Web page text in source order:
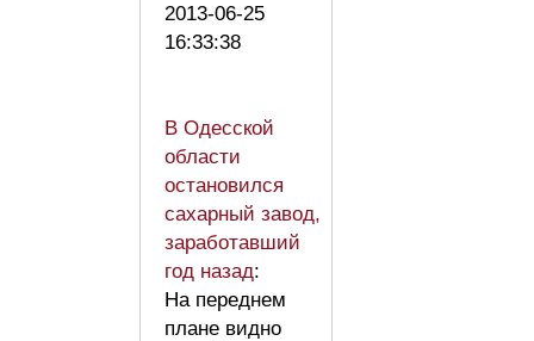
2013-06-25
16:33:38
В Одесской
области
остановился
сахарный завод,
заработавший
год назад:
На переднем
плане видно